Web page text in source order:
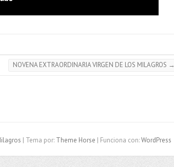
NOVENA EXTRAORDINARIA VIRGEN DE LOS MILAGROS →
| Tema por: Theme Horse | Funciona con:WordPress